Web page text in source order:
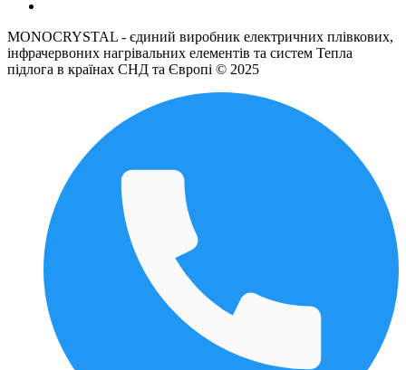
MONOCRYSTAL - єдиний виробник електричних плівкових,
інфрачервоних нагрівальних елементів та систем Тепла
підлога в країнах СНД та Європі © 2025